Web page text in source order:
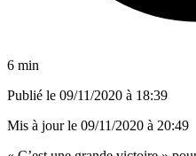
6 min
Publié le 09/11/2020 à 18:39
Mis à jour le 09/11/2020 à 20:49